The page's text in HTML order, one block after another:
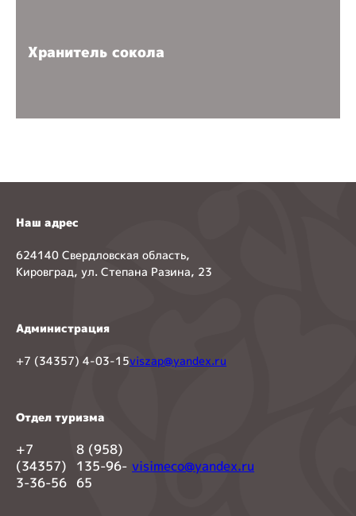
Хранитель сокола
Наш адрес
624140 Свердловская область,
Кировград, ул. Степана Разина, 23
Администрация
+7 (34357) 4-03-15viszap@yandex.ru
Отдел туризма
+7
(34357)
3-36-56
8 (958)
135-96-
65
visimeco@yandex.ru